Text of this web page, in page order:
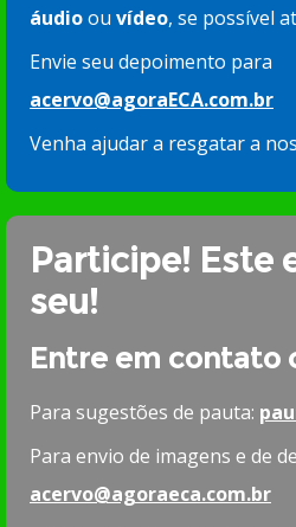
áudioou vídeo, se possível
Envie seu depoimento para
acervo@agoraECA.com.br
Venha ajudar a resgatar a
Participe! Este
seu!
Entre em contato
Para sugestões de pauta:
Para envio de imagens e de
acervo@agoraeca.com.br